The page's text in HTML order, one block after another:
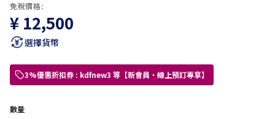
免稅價格:
¥ 12,500
選擇貨幣
3%優惠折扣券 : kdfnew3 等【新會員・線上預訂專享】
數量